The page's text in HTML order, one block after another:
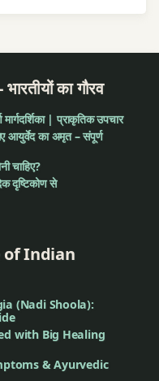
का गौरव
| प्राकृतिक उपचार
आयुर्वेद का अमृत – संपूर्ण
चाहिए?
दृष्टिकोण से
of Indian
(Nadi Shoola):
with Big Healing
& Ayurvedic